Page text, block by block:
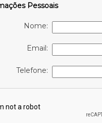
Pessoais
Nome:
Email:
Telefone: